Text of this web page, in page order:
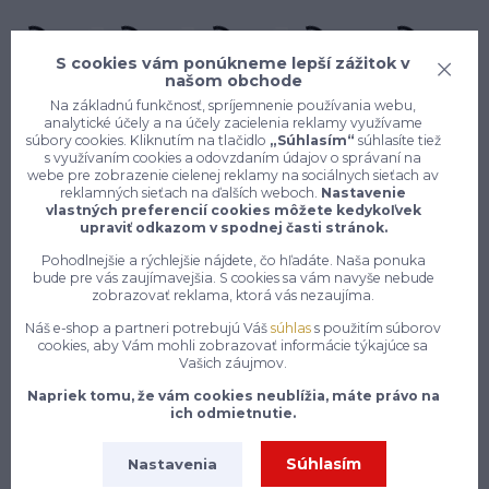
Konečne e-shop, kde nemusíte
vyberať medzi kvalitou a cenou,
pracovné aj voľnočasové oblečenie
pre mužov a ženy na jednom mieste,
7 z 10 zákazníkov si objedná znovu do 30 dní —
zistite, čo je na našich pracovných odevoch a
Na našom e-shope enytex.sk sa môžeš tešiť na skutočne
rozsiahly a starostlivo zostavený sortiment pracovného
oblečenia, ktorý pokrýva potreby pracovníkov naprieč
najrôznejšími odvetviami a profesiami. Či už pracuješ v
S cookies vám ponúkneme lepší zážitok v
našom obchode
Na základnú funkčnosť, spríjemnenie používania webu,
analytické účely a na účely zacielenia reklamy využívame
súbory cookies. Kliknutím na tlačidlo „Súhlasím“ súhlasíte tiež
s využívaním cookies a odovzdaním údajov o správaní na
webe pre zobrazenie cielenej reklamy na sociálnych sieťach av
reklamných sieťach na ďalších weboch. Nastavenie
vlastných preferencií cookies môžete kedykoľvek
upraviť odkazom v spodnej časti stránok.
Pohodlnejšie a rýchlejšie nájdete, čo hľadáte. Naša ponuka
bude pre vás zaujímavejšia. S cookies sa vám navyše nebude
zobrazovať reklama, ktorá vás nezaujíma.
Náš e-shop a partneri potrebujú Vášsúhlas s použitím súborov
cookies, aby Vám mohli zobrazovať informácie týkajúce sa
Vašich záujmov.
Napriek tomu, že vám cookies neublížia, máte právo na
ich odmietnutie.
Nastavenia Súhlasím